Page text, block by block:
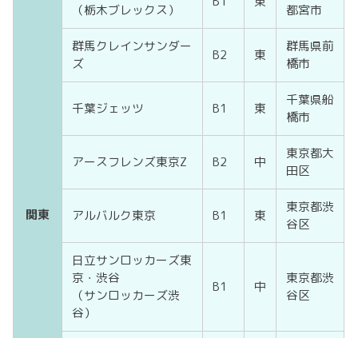
関東
（栃木ブレックス）
都宮市
群馬クレインサンダー
ズ
B2 東
群馬県前
橋市
千葉ジェッツ B1 東
千葉県船
橋市
アースフレンズ東京Z B2 中
東京都大
田区
アルバルク東京 B1 東
東京都渋
谷区
日立サンロッカーズ東
京・渋谷
（サンロッカーズ渋
谷）
B1 中
東京都渋
谷区